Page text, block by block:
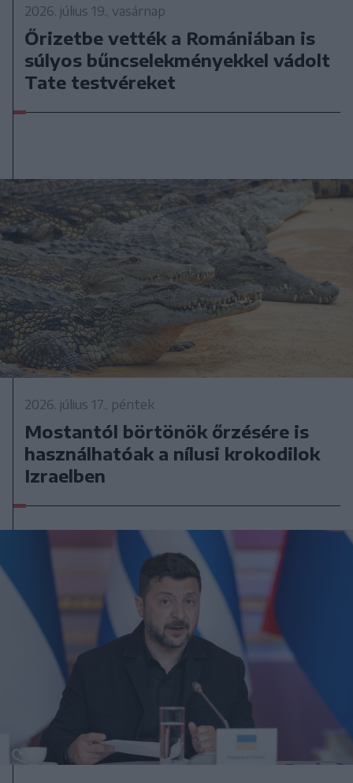
2026. július 19., vasárnap
Őrizetbe vették a Romániában is
súlyos bűncselekményekkel vádolt
Tate testvéreket
2026. július 17., péntek
Mostantól börtönök őrzésére is
használhatóak a nílusi krokodilok
Izraelben